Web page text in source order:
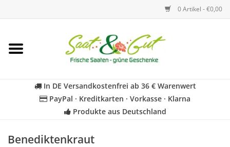
0 Artikel - €0,00
Startseite
Kräuter
In DE Versandkostenfrei ab 36 € Warenwert
PayPal · Kreditkarten · Vorkasse · Klarna
Produkte aus Deutschland
Benediktenkraut